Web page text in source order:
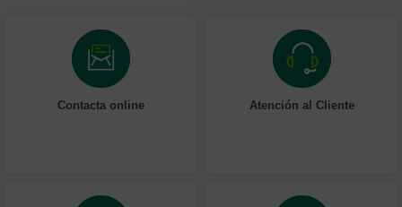
Contacta online Atención al Cliente